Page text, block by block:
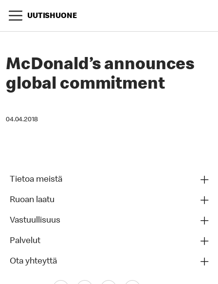
UUTISHUONE
McDonald’s announces
global commitment
04.04.2018
Tietoa meistä
Ruoan laatu
Vastuullisuus
Palvelut
Ota yhteyttä